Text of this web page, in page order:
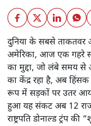
दुनिया के सबसे ताकतवर
अमेरिका, आज एक गहरे
का मुद्दा, जो लंबे समय से
का केंद्र रहा है, अब
रूप में सड़कों पर उतर
हुआ यह संकट अब 12
राष्ट्रपति डोनाल्ड ट्रंप